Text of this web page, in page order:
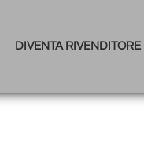
DIVENTA RIVENDITORE